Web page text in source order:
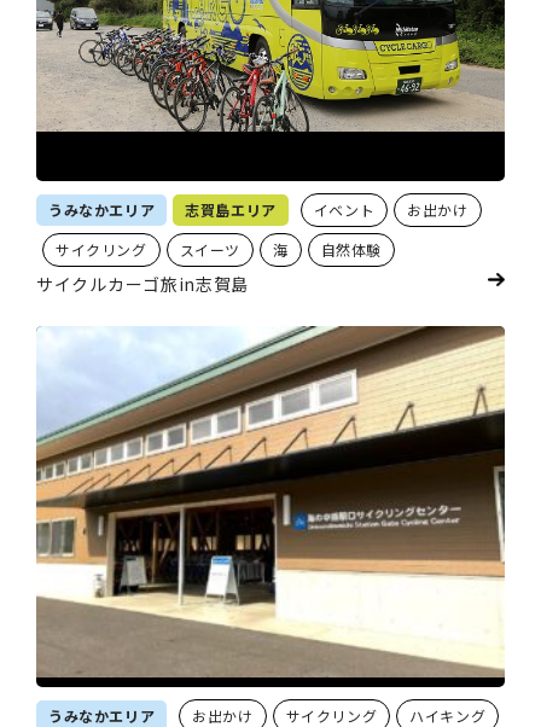
うみなかエリア 志賀島エリア イベント
お出かけ
サイクリング
スイーツ 海 自然体験
サイクルカーゴ旅in志賀島
うみなかエリア お出かけ サイクリング
ハイキング